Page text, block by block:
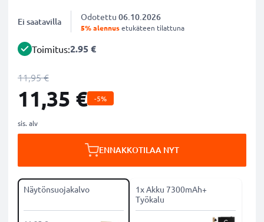
Ei saatavilla Odotettu 06.10.2026
5% alennusetukäteen tilattuna
Toimitus:2.95 €
11,95 €
11,35 € -5%
sis. alv
ENNAKKOTILAA NYT
Näytönsuojakalvo
1x Akku 7300mAh+
Työkalu